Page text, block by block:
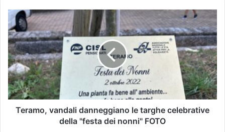
Teramo, vandali danneggiano le targhe celebrative
della "festa dei nonni" FOTO